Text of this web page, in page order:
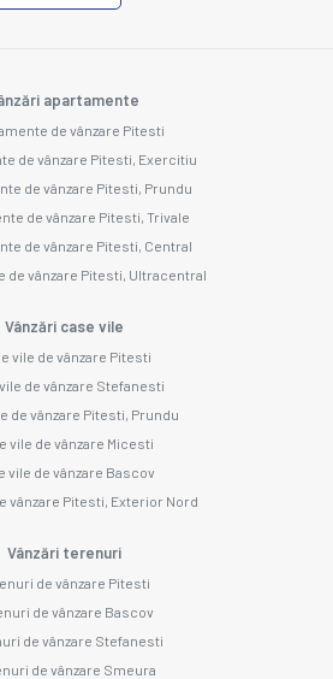
apartamente
de vânzare Pitesti
de vânzare Pitesti, Exercitiu
de vânzare Pitesti, Prundu
de vânzare Pitesti, Trivale
de vânzare Pitesti, Central
de vânzare Pitesti, Ultracentral
Vânzări case vile
vile de vânzare Pitesti
de vânzare Stefanesti
de vânzare Pitesti, Prundu
vile de vânzare Micesti
vile de vânzare Bascov
vânzare Pitesti, Exterior Nord
Vânzări terenuri
de vânzare Pitesti
de vânzare Bascov
de vânzare Stefanesti
de vânzare Smeura